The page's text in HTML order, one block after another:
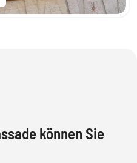
können Sie